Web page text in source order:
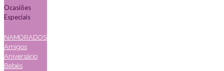
Ocasiões
Especiais
NAMORADOS
Amigos
Aniversário
Bebés